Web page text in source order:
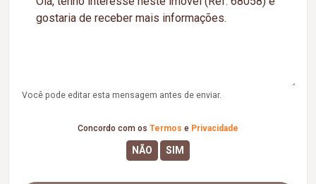
Você pode editar esta mensagem antes de enviar.
Concordo com os Termos e Privacidade